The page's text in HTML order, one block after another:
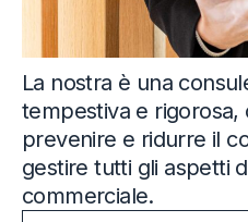
La nostra è una
tempestiva e rigorosa,
prevenire e ridurre il
gestire tutti gli aspetti
commerciale.